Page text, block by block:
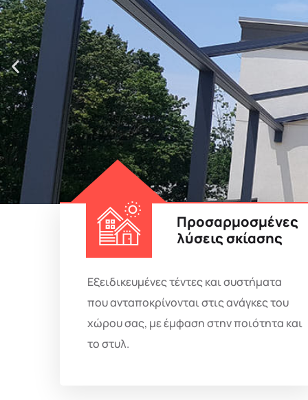
Προσαρμοσμένες
λύσεις σκίασης
Εξειδικευμένες τέντες και συστήματα
που ανταποκρίνονται στις ανάγκες του
χώρου σας, με έμφαση στην ποιότητα και
το στυλ.